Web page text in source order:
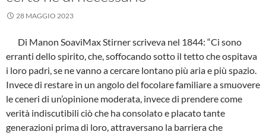
28 MAGGIO 2023
Di Manon SoaviMax Stirner scriveva nel 1844: “Ci sono
erranti dello spirito, che, soffocando sotto il tetto che ospitava
i loro padri, se ne vanno a cercare lontano più aria e più spazio.
Invece di restare in un angolo del focolare familiare a smuovere
le ceneri di un’opinione moderata, invece di prendere come
verità indiscutibili ciò che ha consolato e placato tante
generazioni prima di loro, attraversano la barriera che